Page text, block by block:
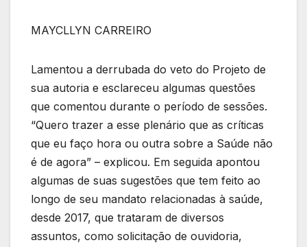
MAYCLLYN CARREIRO
Lamentou a derrubada do veto do Projeto de
sua autoria e esclareceu algumas questões
que comentou durante o período de sessões.
“Quero trazer a esse plenário que as críticas
que eu faço hora ou outra sobre a Saúde não
é de agora” – explicou. Em seguida apontou
algumas de suas sugestões que tem feito ao
longo de seu mandato relacionadas à saúde,
desde 2017, que trataram de diversos
assuntos, como solicitação de ouvidoria,